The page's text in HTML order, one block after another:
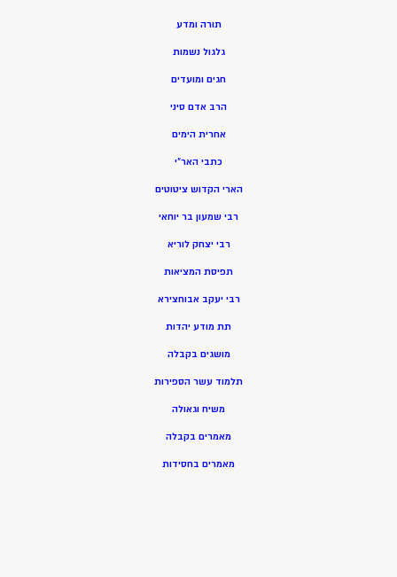
תורה ומדע
גלגול נשמות
חגים ומועדים
הרב אדם סיני
אחרית הימים
כתבי האר”י
הארי הקדוש ציטוטים
רבי שמעון בר יוחאי
רבי יצחק לוריא
תפיסת המציאות
רבי יעקב אבוחצירא
תת מודע יהדות
מושגים בקבלה
תלמוד עשר הספירות
משיח וגאולה
מאמרים בקבלה
מאמרים בחסידות